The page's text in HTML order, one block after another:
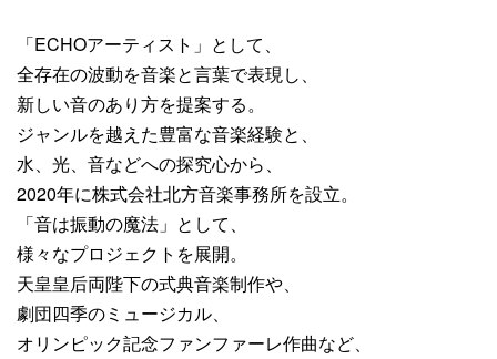
「ECHOアーティスト」として、
全存在の波動を音楽と言葉で表現し、
新しい音のあり方を提案する。
ジャンルを越えた豊富な音楽経験と、
水、光、音などへの探究心から、
2020年に株式会社北方音楽事務所を設立。
「音は振動の魔法」として、
様々なプロジェクトを展開。
天皇皇后両陛下の式典音楽制作や、
劇団四季のミュージカル、
オリンピック記念ファンファーレ作曲など、